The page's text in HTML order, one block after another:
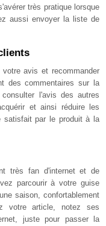
très pratique lorsque
aussi envoyer la liste de
avis et recommander
des commentaires sur la
l'avis des autres
et ainsi réduire les
satisfait par le produit à la
très fan d'internet et de
parcourir à votre guise
saison, confortablement
votre article, notez ses
juste pour passer la